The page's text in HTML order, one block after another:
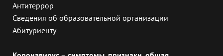
Антитеррор
Сведения об образовательной организации
Абитуриенту